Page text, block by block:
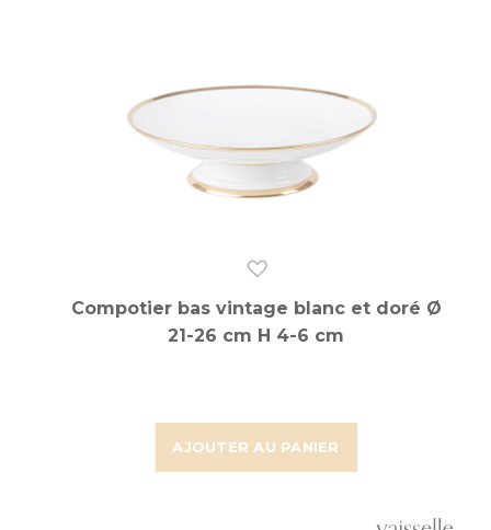
AJOUTER AU PANIER
Compotier bas vintage blanc et doré Ø
21-26 cm H 4-6 cm